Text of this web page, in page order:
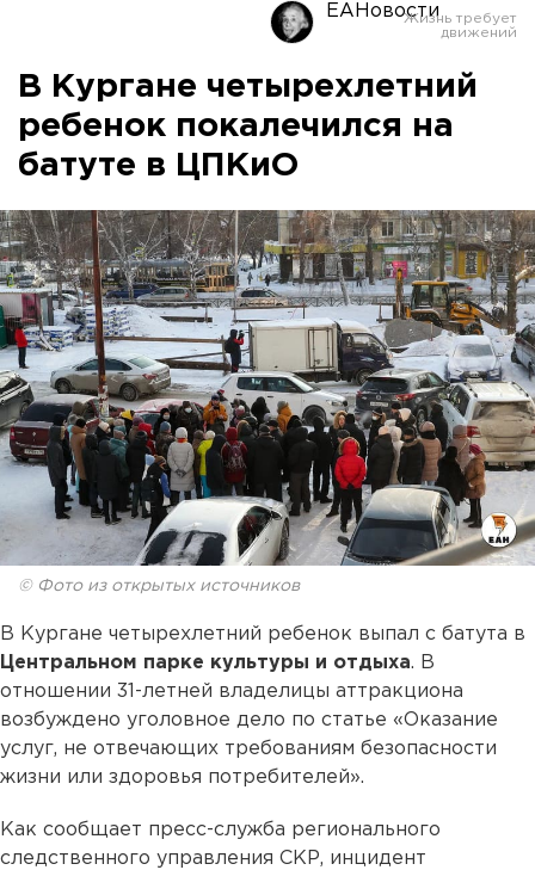
ЕАНовости
В Кургане четырехлетний
ребенок покалечился на
батуте в ЦПКиО
© Фото из открытых источников
В Кургане четырехлетний ребенок выпал с батута в
Центральном парке культуры и отдыха. В
отношении 31-летней владелицы аттракциона
возбуждено уголовное дело по статье «Оказание
услуг, не отвечающих требованиям безопасности
жизни или здоровья потребителей».
Как сообщает пресс-служба регионального
следственного управления СКР, инцидент